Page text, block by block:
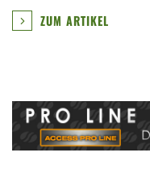
ZUM ARTIKEL